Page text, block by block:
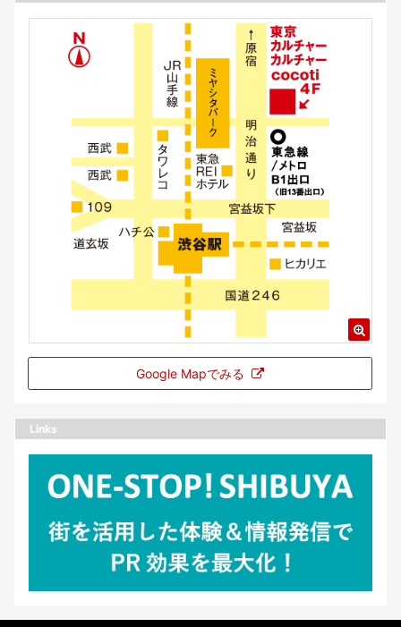
Google Mapでみる
Links